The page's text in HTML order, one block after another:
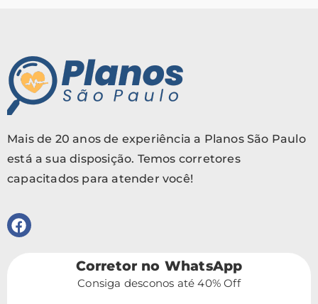
Mais de 20 anos de experiência a Planos São Paulo
está a sua disposição. Temos corretores
capacitados para atender você!
Corretor no WhatsApp
Consiga desconos até 40% Off